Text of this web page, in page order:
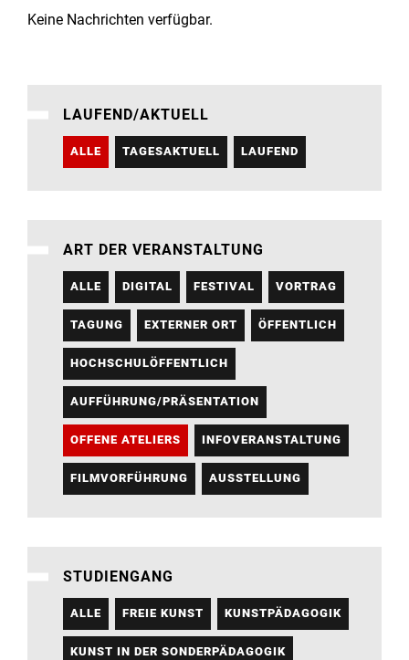
Institute
Infrastruktur
meinstudium
Keine Nachrichten verfügbar.
LAUFEND/AKTUELL
ALLE TAGESAKTUELL LAUFEND
ART DER VERANSTALTUNG
ALLE DIGITAL FESTIVAL VORTRAG
TAGUNG EXTERNER ORT ÖFFENTLICH
HOCHSCHULÖFFENTLICH
AUFFÜHRUNG/PRÄSENTATION
OFFENE ATELIERS INFOVERANSTALTUNG
FILMVORFÜHRUNG AUSSTELLUNG
STUDIENGANG
ALLE FREIE KUNST KUNSTPÄDAGOGIK
KUNST IN DER SONDERPÄDAGOGIK